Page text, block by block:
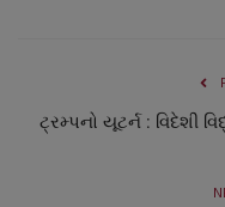
બોલિવૂડ
ટ્રમ્પનો યૂટર્ન : વિદેશી